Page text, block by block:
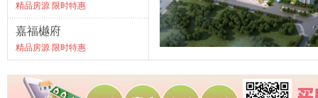
精品房源 限时特惠
嘉福樾府
精品房源 限时特惠